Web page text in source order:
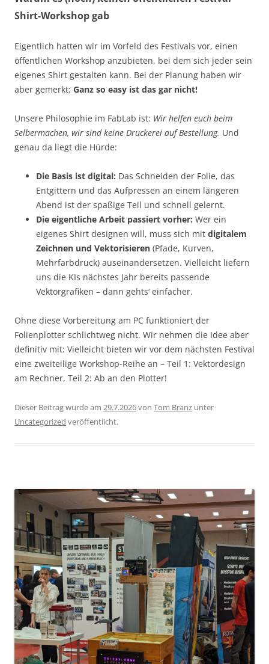
Shirt-Workshop gab
Eigentlich hatten wir im Vorfeld des Festivals vor, einen
öffentlichen Workshop anzubieten, bei dem sich jeder sein
eigenes Shirt gestalten kann. Bei der Planung haben wir
aber gemerkt: Ganz so easy ist das gar nicht!
Unsere Philosophie im FabLab ist: Wir helfen euch beim
Selbermachen, wir sind keine Druckerei auf Bestellung. Und
genau da liegt die Hürde:
Die Basis ist digital: Das Schneiden der Folie, das
Entgittern und das Aufpressen an einem längeren
Abend ist der spaßige Teil und schnell gelernt.
Die eigentliche Arbeit passiert vorher: Wer ein
eigenes Shirt designen will, muss sich mit digitalem
Zeichnen und Vektorisieren (Pfade, Kurven,
Mehrfarbdruck) auseinandersetzen. Vielleicht liefern
uns die KIs nächstes Jahr bereits passende
Vektorgrafiken – dann gehts‘ einfacher.
Ohne diese Vorbereitung am PC funktioniert der
Folienplotter schlichtweg nicht. Wir nehmen die Idee aber
definitiv mit: Vielleicht bieten wir vor dem nächsten Festival
eine zweiteilige Workshop-Reihe an – Teil 1: Vektordesign
am Rechner, Teil 2: Ab an den Plotter!
Dieser Beitrag wurde am 29.7.2026von Tom Branz unter
Uncategorized veröffentlicht.